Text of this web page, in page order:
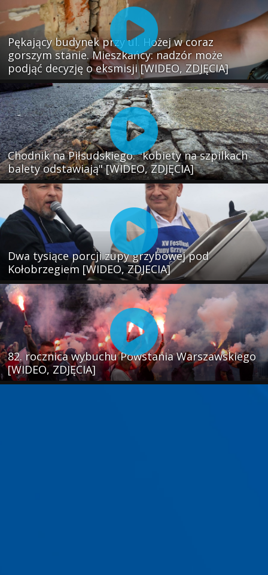
Pękający budynek przy ul. Hożej w coraz
gorszym stanie. Mieszkańcy: nadzór może
podjąć decyzję o eksmisji [WIDEO, ZDJĘCIA]
Chodnik na Piłsudskiego: "kobiety na szpilkach
balety odstawiają" [WIDEO, ZDJĘCIA]
Dwa tysiące porcji zupy grzybowej pod
Kołobrzegiem [WIDEO, ZDJECIA]
82. rocznica wybuchu Powstania Warszawskiego
[WIDEO, ZDJĘCIA]